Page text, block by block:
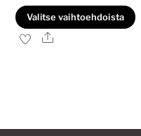
Valitse vaihtoehdoista
Ale